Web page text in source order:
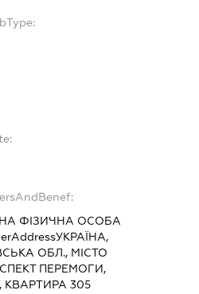
ФІЗИЧНА ОСОБА
УКРАЇНА,
ОБЛ., МІСТО
ПЕРЕМОГИ,
КВАРТИРА 305